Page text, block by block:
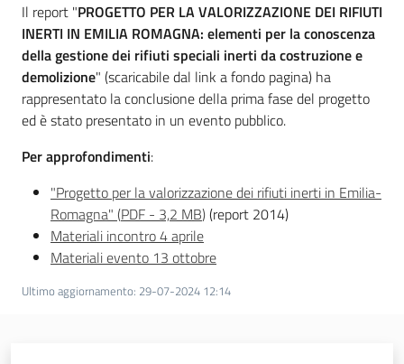
Il report "PROGETTO PER LA VALORIZZAZIONE DEI RIFIUTI
INERTI IN EMILIA ROMAGNA: elementi per la conoscenza
della gestione dei rifiuti speciali inerti da costruzione e
demolizione" (scaricabile dal link a fondo pagina) ha
rappresentato la conclusione della prima fase del progetto
ed è stato presentato in un evento pubblico.
Per approfondimenti:
"Progetto per la valorizzazione dei rifiuti inerti in Emilia-
Romagna" (PDF - 3,2 MB)(report 2014)
Materiali incontro 4 aprile
Materiali evento 13 ottobre
Ultimo aggiornamento: 29-07-2024 12:14